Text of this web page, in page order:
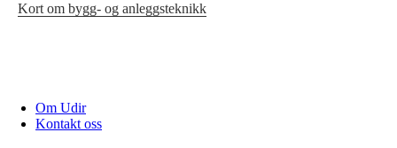
Kort om bygg- og anleggsteknikk
Om Udir
Kontakt oss